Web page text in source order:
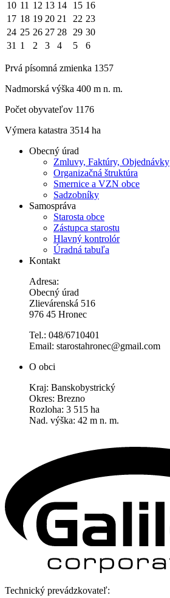
10 11 12 13 14 15 16
17 18 19 20 21 22 23
24 25 26 27 28 29 30
31 1 2 3 4 5 6
Prvá písomná zmienka 1357
Nadmorská výška 400 m n. m.
Počet obyvateľov 1176
Výmera katastra 3514 ha
Obecný úrad
Zmluvy, Faktúry, Objednávky
Organizačná štruktúra
Smernice a VZN obce
Sadzobníky
Samospráva
Starosta obce
Zástupca starostu
Hlavný kontrolór
Úradná tabuľa
Kontakt
Adresa:
Obecný úrad
Zlievárenská 516
976 45 Hronec
Tel.: 048/6710401
Email: starostahronec@gmail.com
O obci
Kraj: Banskobystrický
Okres: Brezno
Rozloha: 3 515 ha
Nad. výška: 42 m n. m.
Technický prevádzkovateľ: